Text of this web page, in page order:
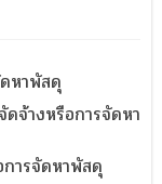
หาพัสดุ
จ้างหรือการจัดหา
ารจัดหาพัสดุ